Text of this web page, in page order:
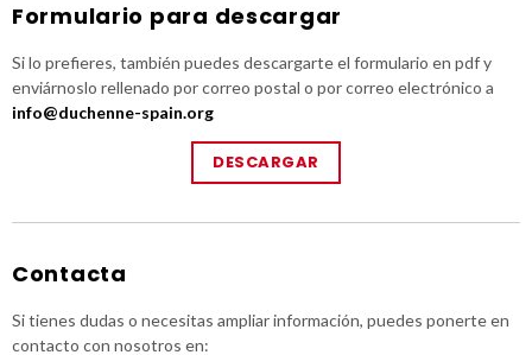
Formulario para descargar
Si lo prefieres, también puedes descargarte el formulario en pdf y
enviárnoslo rellenado por correo postal o por correo electrónico a
info@duchenne-spain.org
DESCARGAR
Contacta
Si tienes dudas o necesitas ampliar información, puedes ponerte en
contacto con nosotros en: